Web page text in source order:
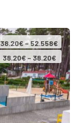
38.20€ – 52.558€
38.20€ – 38.20€